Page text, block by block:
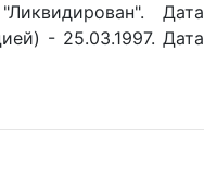
Дата
- 25.03.1997. Дата